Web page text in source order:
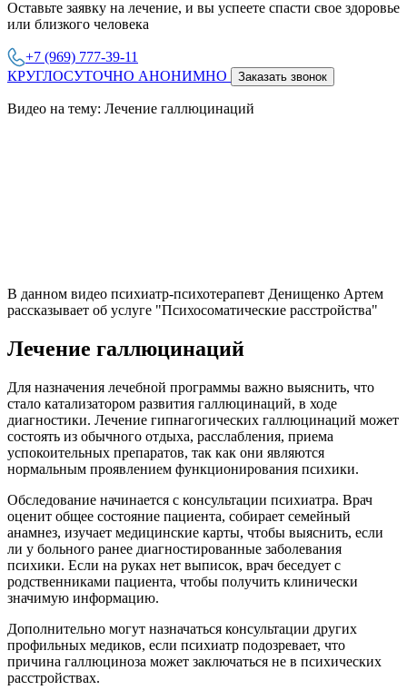
Оставьте заявку на лечение, и вы успеете спасти свое здоровье
или близкого человека
+7 (969) 777-39-11
КРУГЛОСУТОЧНО АНОНИМНО
Заказать звонок
Видео на тему: Лечение галлюцинаций
В данном видео психиатр-психотерапевт Денищенко Артем
рассказывает об услуге "Психосоматические расстройства"
Лечение галлюцинаций
Для назначения лечебной программы важно выяснить, что
стало катализатором развития галлюцинаций, в ходе
диагностики. Лечение гипнагогических галлюцинаций может
состоять из обычного отдыха, расслабления, приема
успокоительных препаратов, так как они являются
нормальным проявлением функционирования психики.
Обследование начинается с консультации психиатра. Врач
оценит общее состояние пациента, собирает семейный
анамнез, изучает медицинские карты, чтобы выяснить, если
ли у больного ранее диагностированные заболевания
психики. Если на руках нет выписок, врач беседует с
родственниками пациента, чтобы получить клинически
значимую информацию.
Дополнительно могут назначаться консультации других
профильных медиков, если психиатр подозревает, что
причина галлюциноза может заключаться не в психических
расстройствах.